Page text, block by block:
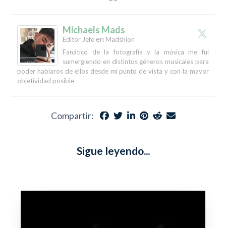
Michaels Mads
Editor Jefe en Madshion
Fanático de la fotografía y la música me fui
sumergiendo en distintos géneros musicales para
poder hablaros de ellos desde mi punto de vista y con la mayor
objetividad posible
Compartir:
Sigue leyendo...